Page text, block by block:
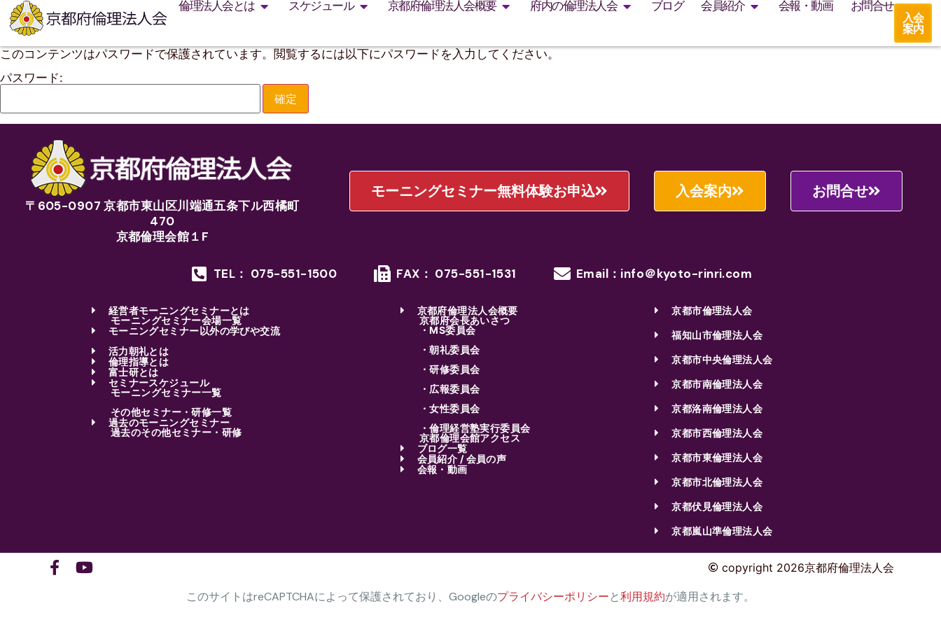
倫理法人会とは スケジュール 京都府倫理法人会概要 府内の倫理法人会 ブログ 会員紹介 会報・動画
お問合せ
入会
案内
このコンテンツはパスワードで保護されています。閲覧するには以下にパスワードを入力してください。
パスワード:
〒605-0907 京都市東山区川端通五条下ル西橘町
470
京都倫理会館１F
モーニングセミナー無料体験お申込 入会案内 お問合せ
TEL： 075-551-1500 FAX： 075-551-1531 Email：info＠kyoto-rinri.com
経営者モーニングセミナーとは
モーニングセミナー会場一覧
モーニングセミナー以外の学びや交流
活力朝礼とは
倫理指導とは
富士研とは
セミナースケジュール
モーニングセミナー一覧
その他セミナー・研修一覧
過去のモーニングセミナー
過去のその他セミナー・研修
京都府倫理法人会概要
京都府会長あいさつ
・MS委員会
・朝礼委員会
・研修委員会
・広報委員会
・女性委員会
・倫理経営塾実行委員会
京都倫理会館アクセス
ブログ一覧
会員紹介 / 会員の声
会報・動画
京都市倫理法人会
福知山市倫理法人会
京都市中央倫理法人会
京都市南倫理法人会
京都洛南倫理法人会
京都市西倫理法人会
京都市東倫理法人会
京都市北倫理法人会
京都伏見倫理法人会
京都嵐山準倫理法人会
copyright 2026京都府倫理法人会
このサイトはreCAPTCHAによって保護されており、Googleのプライバシーポリシーと利用規約が適用されます。